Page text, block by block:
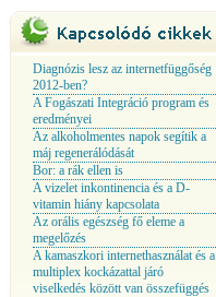
Diagnózis lesz az internetfüggőség
2012-ben?
A Fogászati Integráció program és
eredményei
Az alkoholmentes napok segítik a
máj regenerálódását
Bor: a rák ellen is
A vizelet inkontinencia és a D-
vitamin hiány kapcsolata
Az orális egészség fő eleme a
megelőzés
A kamaszkori internethasználat és a
multiplex kockázattal járó
viselkedés között van összefüggés